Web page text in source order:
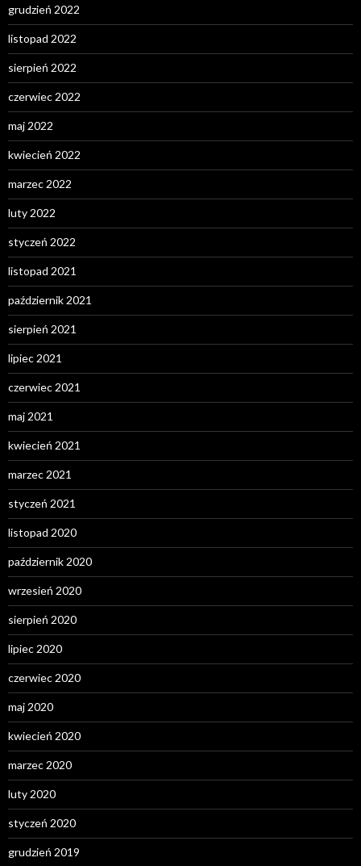
grudzień 2022
listopad 2022
sierpień 2022
czerwiec 2022
maj 2022
kwiecień 2022
marzec 2022
luty 2022
styczeń 2022
listopad 2021
październik 2021
sierpień 2021
lipiec 2021
czerwiec 2021
maj 2021
kwiecień 2021
marzec 2021
styczeń 2021
listopad 2020
październik 2020
wrzesień 2020
sierpień 2020
lipiec 2020
czerwiec 2020
maj 2020
kwiecień 2020
marzec 2020
luty 2020
styczeń 2020
grudzień 2019